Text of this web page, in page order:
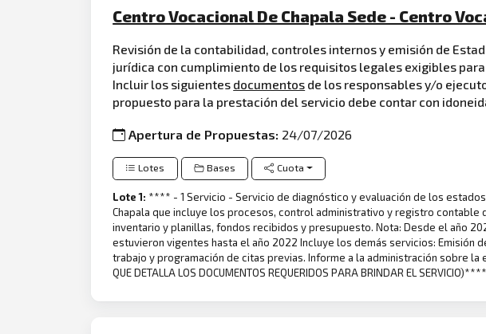
Centro Vocacional De Chapala Sede - Centro
Revisión de la contabilidad, controles internos y emisión de
jurídica con cumplimiento de los requisitos legales exigibles
Incluir los siguientes documentos de los responsables y/o
propuesto para la prestación del servicio debe contar con
Apertura de Propuestas: 24/07/2026
Lotes Bases Cuota
Lote 1: **** - 1 Servicio - Servicio de diagnóstico y evaluación de los
Chapala que incluye los procesos, control administrativo y registro
inventario y planillas, fondos recibidos y presupuesto. Nota: Desde el año
estuvieron vigentes hasta el año 2022 Incluye los demás servicios: Emisión
trabajo y programación de citas previas. Informe a la administración sobre
QUE DETALLA LOS DOCUMENTOS REQUERIDOS PARA BRINDAR EL